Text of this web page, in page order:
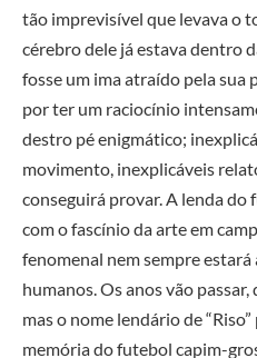
tão imprevisível que levava o
cérebro dele já estava dentro
fosse um ima atraído pela sua
por ter um raciocínio
destro pé enigmático;
movimento, inexplicáveis
conseguirá provar. A lenda do
com o fascínio da arte em
fenomenal nem sempre estará
humanos. Os anos vão passar,
mas o nome lendário de
memória do futebol capim-